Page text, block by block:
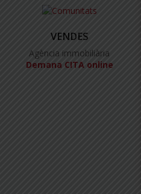
VENDES
Agència immobiliària
Demana CITA online